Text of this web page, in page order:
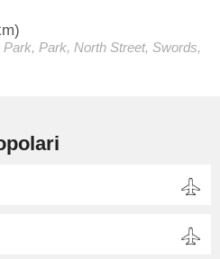
Park, North Street, Swords,